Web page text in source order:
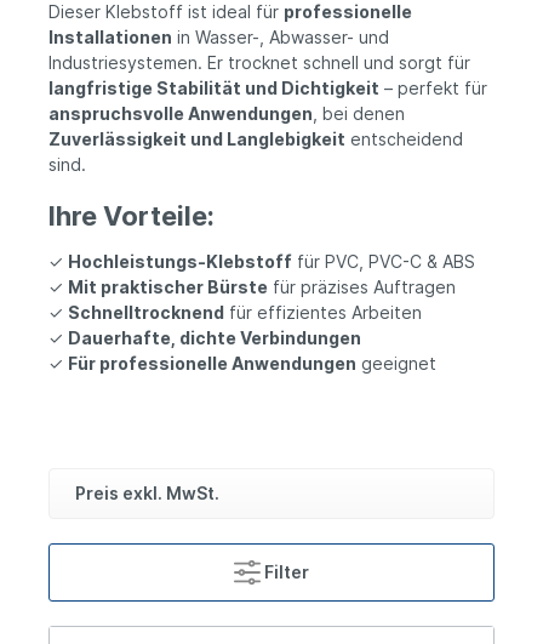
Dieser Klebstoff ist ideal für professionelle
Installationen in Wasser-, Abwasser- und
Industriesystemen. Er trocknet schnell und sorgt für
langfristige Stabilität und Dichtigkeit – perfekt für
anspruchsvolle Anwendungen, bei denen
Zuverlässigkeit und Langlebigkeit entscheidend
sind.
Ihre Vorteile:
✓ Hochleistungs-Klebstoff für PVC, PVC-C & ABS
✓ Mit praktischer Bürste für präzises Auftragen
✓ Schnelltrocknend für effizientes Arbeiten
✓ Dauerhafte, dichte Verbindungen
✓ Für professionelle Anwendungen geeignet
Preis exkl. MwSt.
Filter